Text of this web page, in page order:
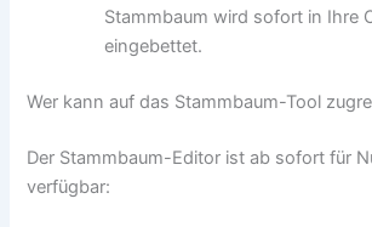
Stammbaum wird sofort in Ihre
eingebettet.
Wer kann auf das Stammbaum-Tool
Der Stammbaum-Editor ist ab sofort für
verfügbar: